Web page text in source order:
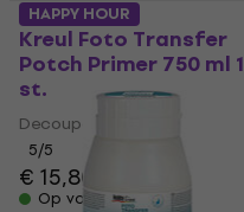
Kreul Foto Transfer
Potch Primer 750 ml 1
st.
Decoupage
5/5
€ 15,80
Op voorraad
HAPPY HOUR